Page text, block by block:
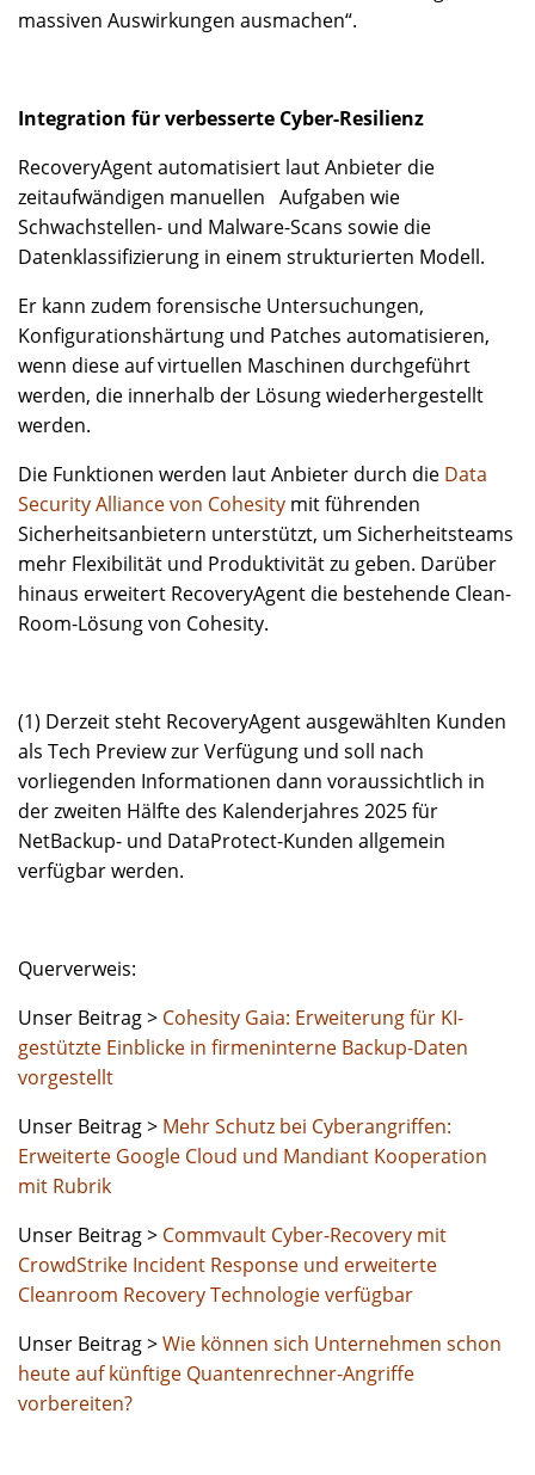
massiven Auswirkungen ausmachen“.
Integration für verbesserte Cyber-Resilienz
RecoveryAgent automatisiert laut Anbieter die
zeitaufwändigen manuellen Aufgaben wie
Schwachstellen- und Malware-Scans sowie die
Datenklassifizierung in einem strukturierten Modell.
Er kann zudem forensische Untersuchungen,
Konfigurationshärtung und Patches automatisieren,
wenn diese auf virtuellen Maschinen durchgeführt
werden, die innerhalb der Lösung wiederhergestellt
werden.
Die Funktionen werden laut Anbieter durch die Data
Security Alliance von Cohesity mit führenden
Sicherheitsanbietern unterstützt, um Sicherheitsteams
mehr Flexibilität und Produktivität zu geben. Darüber
hinaus erweitert RecoveryAgent die bestehende Clean-
Room-Lösung von Cohesity.
(1) Derzeit steht RecoveryAgent ausgewählten Kunden
als Tech Preview zur Verfügung und soll nach
vorliegenden Informationen dann voraussichtlich in
der zweiten Hälfte des Kalenderjahres 2025 für
NetBackup- und DataProtect-Kunden allgemein
verfügbar werden.
Querverweis:
Unser Beitrag > Cohesity Gaia: Erweiterung für KI-
gestützte Einblicke in firmeninterne Backup-Daten
vorgestellt
Unser Beitrag > Mehr Schutz bei Cyberangriffen:
Erweiterte Google Cloud und Mandiant Kooperation
mit Rubrik
Unser Beitrag > Commvault Cyber-Recovery mit
CrowdStrike Incident Response und erweiterte
Cleanroom Recovery Technologie verfügbar
Unser Beitrag >Wie können sich Unternehmen schon
heute auf künftige Quantenrechner-Angriffe
vorbereiten?